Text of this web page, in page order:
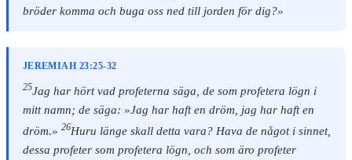
bröder komma och buga oss ned till jorden för dig?»
JEREMIAH 23:25-32
25Jag har hört vad profeterna säga, de som profetera lögn i
mitt namn; de säga: »Jag har haft en dröm, jag har haft en
dröm.» 26Huru länge skall detta vara? Hava de något i sinnet,
dessa profeter som profetera lögn, och som äro profeter